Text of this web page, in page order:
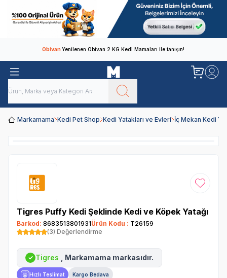
ObivanYenilenen Obivan 2 KG Kedi Mamaları ile tanışın!
Markamama Kedi Pet Shop Kedi Yatakları ve Evleri İç Mekan Kedi
Favoriye
Tigres Puffy Kedi Şeklinde Kedi ve Köpek Yatağı
Barkod: 8683513801931Ürün Kodu : T26159
(3) Değerlendirme
✓ Tigres , Markamama markasıdır.
Hızlı Teslimat Kargo Bedava